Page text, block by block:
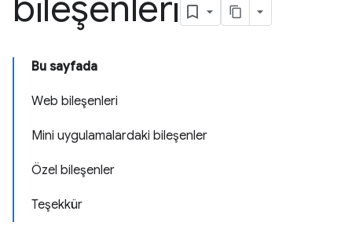
Bu sayfada
Web bileşenleri
Mini uygulamalardaki bileşenler
Özel bileşenler
Teşekkür